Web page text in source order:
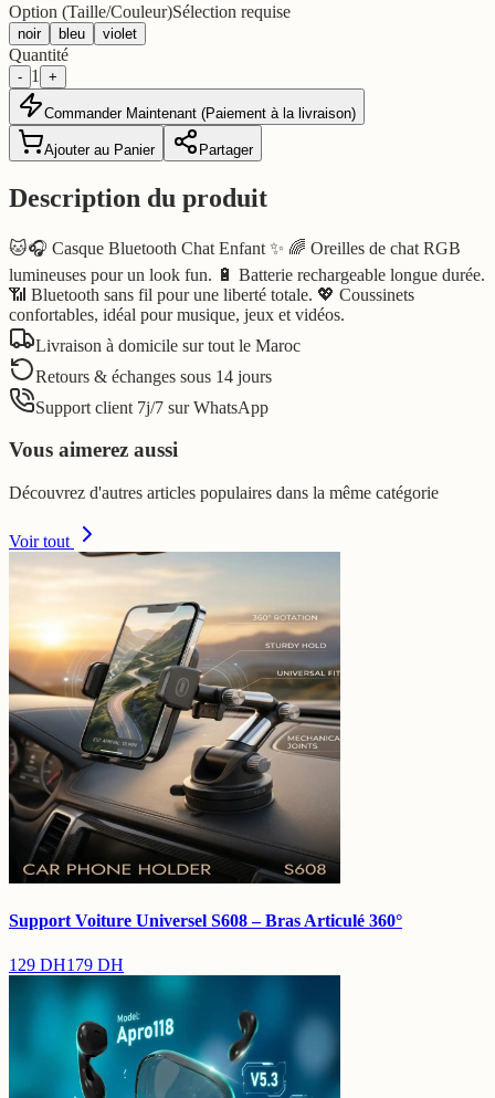
Option (Taille/Couleur)Sélection requise
noir bleu violet
Quantité
- 1 +
Commander Maintenant (Paiement à la livraison)
Ajouter au Panier Partager
Description du produit
🐱🎧 Casque Bluetooth Chat Enfant ✨ 🌈 Oreilles de chat RGB
lumineuses pour un look fun. 🔋 Batterie rechargeable longue durée.
📶 Bluetooth sans fil pour une liberté totale. 💖 Coussinets
confortables, idéal pour musique, jeux et vidéos.
Livraison à domicile sur tout le Maroc
Retours & échanges sous 14 jours
Support client 7j/7 sur WhatsApp
Vous aimerez aussi
Découvrez d'autres articles populaires dans la même catégorie
Voir tout
Support Voiture Universel S608 – Bras Articulé 360°
129 DH179 DH